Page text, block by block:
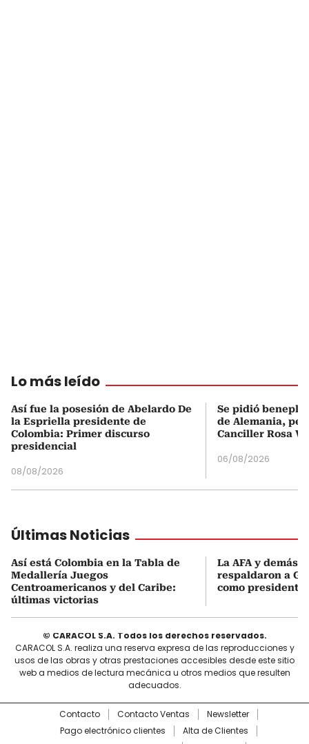
Lo más leído
Así fue la posesión de Abelardo De
la Espriella presidente de
Colombia: Primer discurso
presidencial
08/08/2026
Se pidió
de Alemania,
Canciller Rosa
06/08/2026
Últimas Noticias
Así está Colombia en la Tabla de
Medallería Juegos
Centroamericanos y del Caribe:
últimas victorias
La AFA y demás
respaldaron a
como presidente
© CARACOL S.A. Todos los derechos reservados.
CARACOL S.A. realiza una reserva expresa de las reproducciones y
usos de las obras y otras prestaciones accesibles desde este sitio
web a medios de lectura mecánica u otros medios que resulten
adecuados.
Contacto Contacto Ventas
Newsletter
Pago electrónico clientes
Alta de Clientes